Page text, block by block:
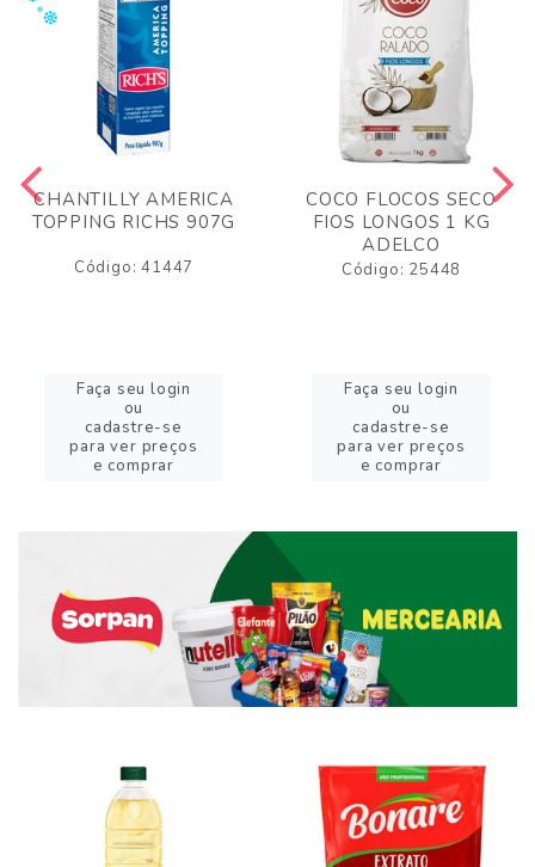
CHANTILLY AMERICA
TOPPING RICHS 907G
Código: 41447
Faça seu login
ou
cadastre-se
para ver preços
e comprar
COCO FLOCOS SECO
FIOS LONGOS 1 KG
ADELCO
Código: 25448
Faça seu login
ou
cadastre-se
para ver preços
e comprar